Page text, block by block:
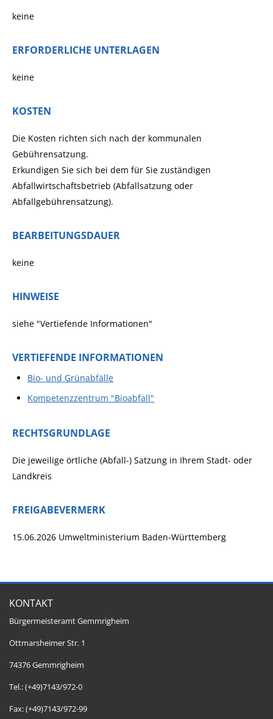
keine
ERFORDERLICHE UNTERLAGEN
keine
KOSTEN
Die Kosten richten sich nach der kommunalen
Gebührensatzung.
Erkundigen Sie sich bei dem für Sie zuständigen
Abfallwirtschaftsbetrieb (Abfallsatzung oder
Abfallgebührensatzung).
BEARBEITUNGSDAUER
keine
HINWEISE
siehe "Vertiefende Informationen"
VERTIEFENDE INFORMATIONEN
Bio- und Grünabfälle
Kompetenzzentrum "Bioabfall"
RECHTSGRUNDLAGE
Die jeweilige örtliche (Abfall-) Satzung in Ihrem Stadt- oder
Landkreis
FREIGABEVERMERK
15.06.2026 Umweltministerium Baden-Württemberg
KONTAKT
Bürgermeisteramt Gemmrigheim
Ottmarsheimer Str. 1
74376 Gemmrigheim
Tel.: (+49)7143/972-0
Fax: (+49)7143/972-99